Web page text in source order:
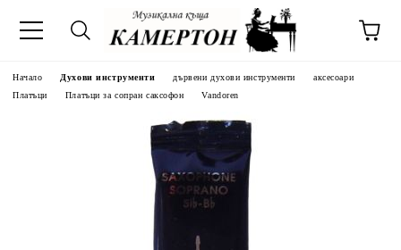
Начало Духови инструменти дървени духови инструменти
аксесоари
Платъци
Платъци за сопран саксофон Vandoren